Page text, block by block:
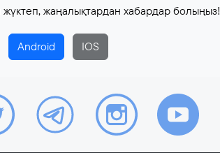
жаңалықтардан хабардар болыңыз!
Android IOS